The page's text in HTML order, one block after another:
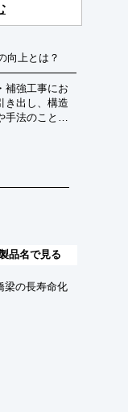
向上とは？
補強工事にお
き出し、構造
手法のこと。
め、長寿命
品名で見る
梁の長寿命化